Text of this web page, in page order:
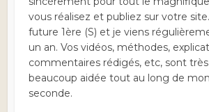
vous réalisez et publiez sur votre
future 1ère (S) et je viens
un an. Vos vidéos, méthodes,
commentaires rédigés, etc, sont
beaucoup aidée tout au long de
seconde.